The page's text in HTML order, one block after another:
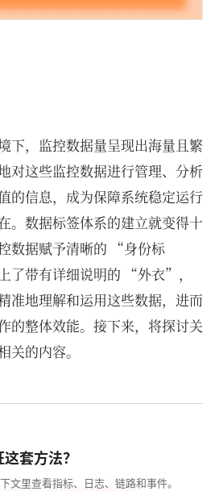
下，监控数据量呈现出海量且繁
对这些监控数据进行管理、分析
的信息，成为保障系统稳定运行
。数据标签体系的建立就变得十
数据赋予清晰的 “身份标
了带有详细说明的 “外衣”，
准地理解和运用这些数据，进而
的整体效能。接下来，将探讨关
关的内容。
套方法？
文里查看指标、日志、链路和事件。